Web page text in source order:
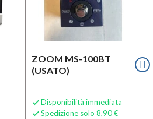
ZOOM MS-100BT
(USATO)
 Disponibilità immediata
 Spedizione solo 8,90 €